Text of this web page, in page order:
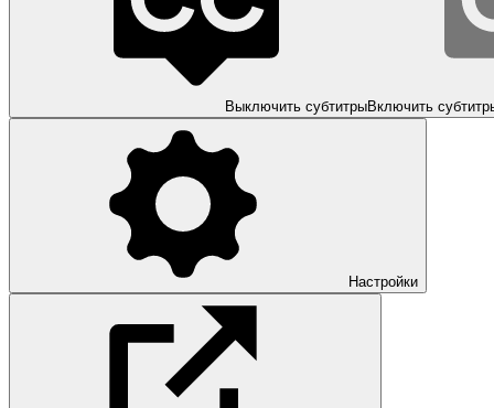
Выключить субтитрыВключить
Настройки